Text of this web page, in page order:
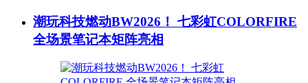
潮玩科技燃动BW2026！ 七彩虹COLORFIRE
全场景笔记本矩阵亮相